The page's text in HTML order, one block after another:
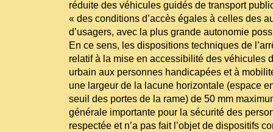
réduite des véhicules guidés de transport
« des conditions d’accès égales à celles des
d’usagers, avec la plus grande autonomie
En ce sens, les dispositions techniques de
relatif à la mise en accessibilité des véhicules
urbain aux personnes handicapées et à
une largeur de la lacune horizontale (espace
seuil des portes de la rame) de 50 mm
générale importante pour la sécurité des
respectée et n’a pas fait l’objet de dispositifs